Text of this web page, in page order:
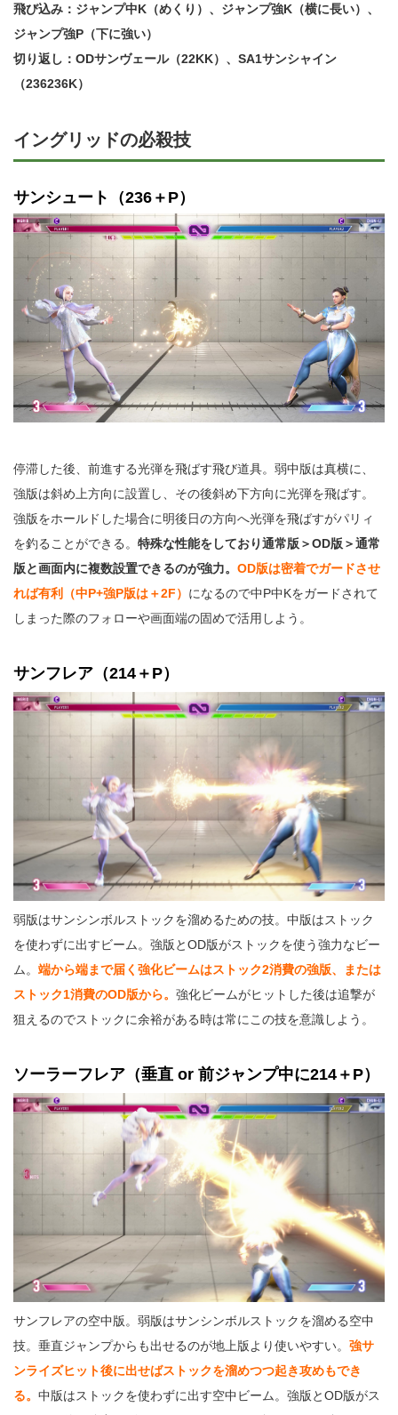
飛び込み：ジャンプ中K（めくり）、ジャンプ強K（横に長い）、
ジャンプ強P（下に強い）
切り返し：ODサンヴェール（22KK）、SA1サンシャイン
（236236K）
イングリッドの必殺技
サンシュート（236＋P）
停滞した後、前進する光弾を飛ばす飛び道具。弱中版は真横に、
強版は斜め上方向に設置し、その後斜め下方向に光弾を飛ばす。
強版をホールドした場合に明後日の方向へ光弾を飛ばすがパリィ
を釣ることができる。 特殊な性能をしており通常版＞OD版＞通常
版と画面内に複数設置できるのが強力。 OD版は密着でガードさせ
れば有利（中P+強P版は＋2F） になるので中P中Kをガードされて
しまった際のフォローや画面端の固めで活用しよう。
サンフレア（214＋P）
弱版はサンシンボルストックを溜めるための技。中版はストック
を使わずに出すビーム。強版とOD版がストックを使う強力なビー
ム。 端から端まで届く強化ビームはストック2消費の強版、または
ストック1消費のOD版から。 強化ビームがヒットした後は追撃が
狙えるのでストックに余裕がある時は常にこの技を意識しよう。
ソーラーフレア（垂直 or 前ジャンプ中に214＋P）
サンフレアの空中版。弱版はサンシンボルストックを溜める空中
技。垂直ジャンプからも出せるのが地上版より使いやすい。 強サ
ンライズヒット後に出せばストックを溜めつつ起き攻めもでき
る。 中版はストックを使わずに出す空中ビーム。強版とOD版がス